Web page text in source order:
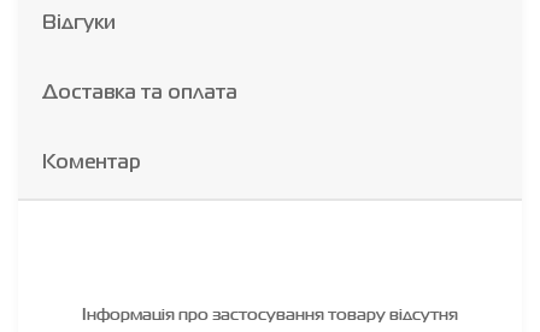
Відгуки
Доставка та оплата
Коментар
Інформація про застосування товару відсутня